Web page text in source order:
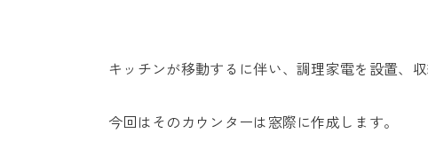
キッチンが移動するに伴い、調理家電を設置、
今回はそのカウンターは窓際に作成します。